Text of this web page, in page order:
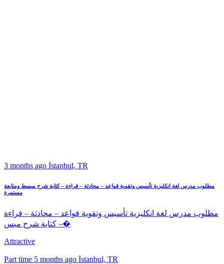
3 months ago İstanbul, TR
مطلوب مدرس لغة انكليزية تأسيس وتقوية قواعد – محادثة – قراءة – كتابة شرح مبسط ومتابعة
مستمرة
مطلوب مدرس لغة انكليزية تأسيس وتقوية قواعد – محادثة – قراءة
– كتابة شرح مبس�
Attractive
Part time 5 months ago İstanbul, TR